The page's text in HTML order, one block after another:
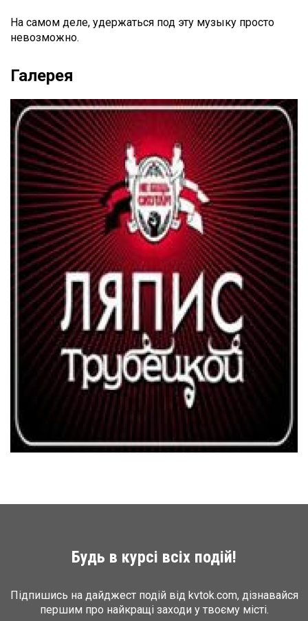
На самом деле, удержаться под эту музыку просто
невозможно.
Галерея
Будь в курсі всіх подій!
Підпишись на дайджест подій від kvtok.com, дізнавайся
першим про найкращі заходи у твоєму місті.